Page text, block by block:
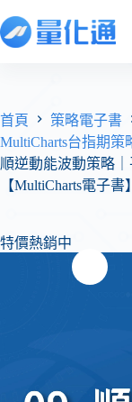
首頁 策略電子書
MultiCharts台指期策
順逆動能波動策略
【MultiCharts電子書】
特價熱銷中